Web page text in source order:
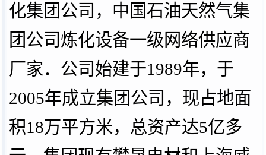
化集团公司，中国石油天然气集
团公司炼化设备一级网络供应商
厂家．公司始建于1989年，于
2005年成立集团公司，现占地面
积18万平方米，总资产达5亿多